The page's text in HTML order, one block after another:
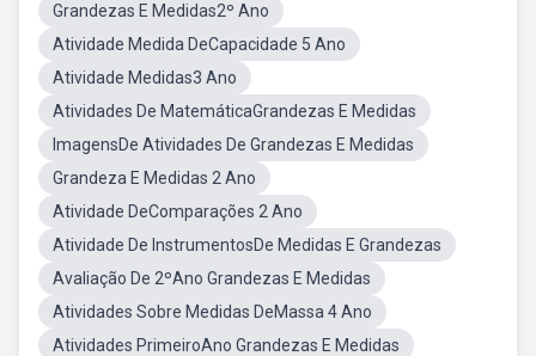
Grandezas E Medidas2º Ano
Atividade Medida DeCapacidade 5 Ano
Atividade Medidas3 Ano
Atividades De MatemáticaGrandezas E Medidas
ImagensDe Atividades De Grandezas E Medidas
Grandeza E Medidas 2 Ano
Atividade DeComparações 2 Ano
Atividade De InstrumentosDe Medidas E Grandezas
Avaliação De 2ºAno Grandezas E Medidas
Atividades Sobre Medidas DeMassa 4 Ano
Atividades PrimeiroAno Grandezas E Medidas